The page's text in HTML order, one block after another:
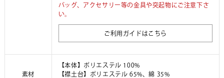
バッグ、アクセサリー等の金具や突起物にご注意下さ
い。
ご利用ガイドはこちら
素材
【本体】ポリエステル 100%
【襟土台】ポリエステル 65%、綿 35%